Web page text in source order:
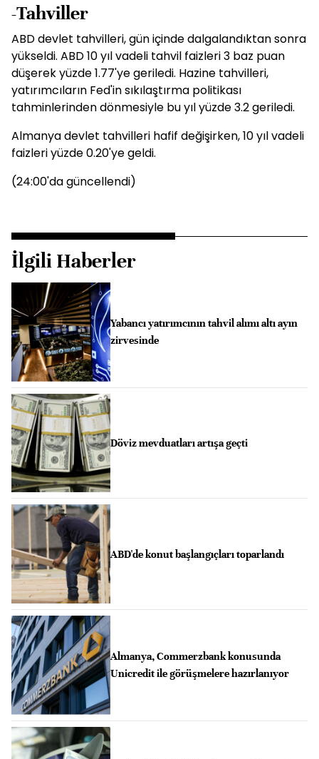
-Tahviller
ABD devlet tahvilleri, gün içinde dalgalandıktan sonra
yükseldi. ABD 10 yıl vadeli tahvil faizleri 3 baz puan
düşerek yüzde 1.77'ye geriledi. Hazine tahvilleri,
yatırımcıların Fed'in sıkılaştırma politikası
tahminlerinden dönmesiyle bu yıl yüzde 3.2 geriledi.
Almanya devlet tahvilleri hafif değişirken, 10 yıl vadeli
faizleri yüzde 0.20'ye geldi.
(24:00'da güncellendi)
İlgili Haberler
Yabancı yatırımcının tahvil alımı altı ayın
zirvesinde
Döviz mevduatları artışa geçti
ABD'de konut başlangıçları toparlandı
Almanya, Commerzbank konusunda
Unicredit ile görüşmelere hazırlanıyor